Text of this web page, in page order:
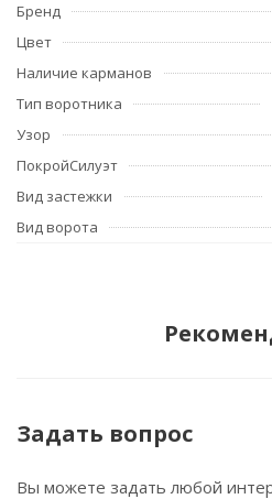
Бренд
Цвет
Наличие карманов
Тип воротника
Узор
ПокройСилуэт
Вид застежки
Вид ворота
Задать вопрос
Вы можете задать любой